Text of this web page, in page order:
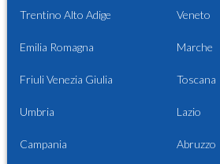
Trentino Alto Adige Veneto
Emilia Romagna Marche
Friuli Venezia Giulia Toscana
Umbria Lazio
Campania Abruzzo